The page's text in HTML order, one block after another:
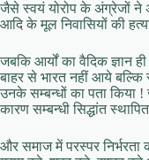
जैसे स्वयं योरोप के अंग्रेजों ने
आदि के मूल निवासियों की
जबकि आर्यों का वैदिक ज्ञान
बाहर से भारत नहीं आये
उनके सम्बन्धों का पता किया !
कारण सम्बन्धी सिद्धांत
और समाज में परस्पर निर्भरता